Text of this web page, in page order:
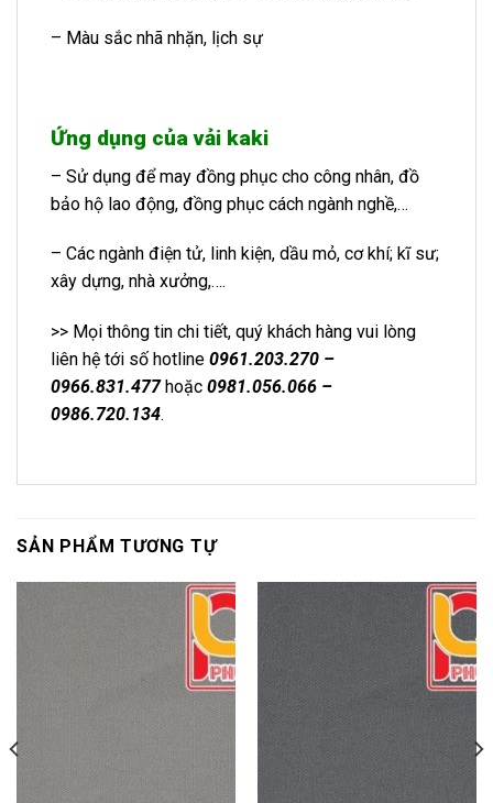
– Màu sắc nhã nhặn, lịch sự
Ứng dụng của vải kaki
– Sử dụng để may đồng phục cho công nhân, đồ
bảo hộ lao động, đồng phục cách ngành nghề,…
– Các ngành điện tử, linh kiện, dầu mỏ, cơ khí; kĩ sư;
xây dựng, nhà xưởng,….
>> Mọi thông tin chi tiết, quý khách hàng vui lòng
liên hệ tới số hotline 0961.203.270 –
0966.831.477hoặc 0981.056.066 –
0986.720.134.
SẢN PHẨM TƯƠNG TỰ